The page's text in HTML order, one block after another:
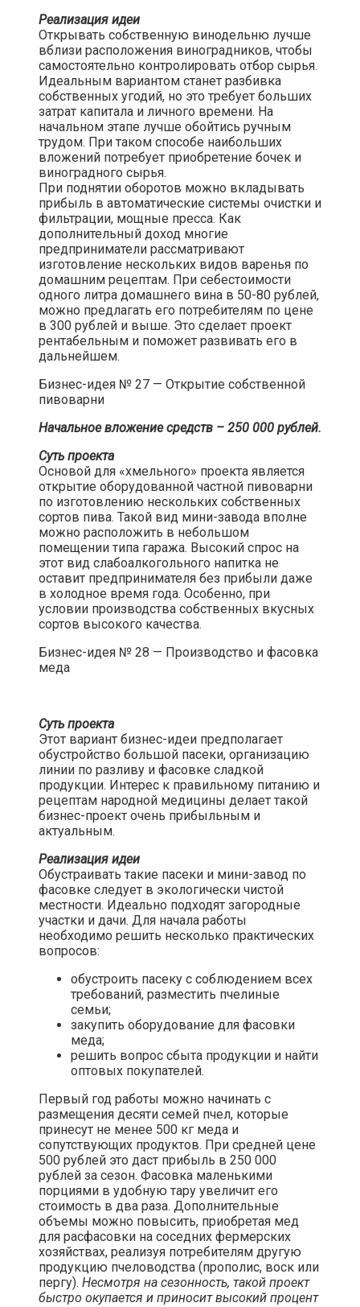
Реализация идеи
Открывать собственную винодельню лучше
вблизи расположения виноградников, чтобы
самостоятельно контролировать отбор сырья.
Идеальным вариантом станет разбивка
собственных угодий, но это требует больших
затрат капитала и личного времени. На
начальном этапе лучше обойтись ручным
трудом. При таком способе наибольших
вложений потребует приобретение бочек и
виноградного сырья.
При поднятии оборотов можно вкладывать
прибыль в автоматические системы очистки и
фильтрации, мощные пресса. Как
дополнительный доход многие
предприниматели рассматривают
изготовление нескольких видов варенья по
домашним рецептам. При себестоимости
одного литра домашнего вина в 50-80 рублей,
можно предлагать его потребителям по цене
в 300 рублей и выше. Это сделает проект
рентабельным и поможет развивать его в
дальнейшем.​
Бизнес-идея № 27 — Открытие собственной
пивоварни​
Начальное вложение средств – 250 000 рублей.
Суть проекта
Основой для «хмельного» проекта является
открытие оборудованной частной пивоварни
по изготовлению нескольких собственных
сортов пива. Такой вид мини-завода вполне
можно расположить в небольшом
помещении типа гаража. Высокий спрос на
этот вид слабоалкогольного напитка не
оставит предпринимателя без прибыли даже
в холодное время года. Особенно, при
условии производства собственных вкусных
сортов высокого качества.​
Бизнес-идея № 28 — Производство и фасовка
меда​
Суть проекта
Этот вариант бизнес-идеи предполагает
обустройство большой пасеки, организацию
линии по разливу и фасовке сладкой
продукции. Интерес к правильному питанию и
рецептам народной медицины делает такой
бизнес-проект очень прибыльным и
актуальным.​
Реализация идеи
Обустраивать такие пасеки и мини-завод по
фасовке следует в экологически чистой
местности. Идеально подходят загородные
участки и дачи. Для начала работы
необходимо решить несколько практических
вопросов:
обустроить пасеку с соблюдением всех
требований, разместить пчелиные
семьи;
закупить оборудование для фасовки
меда;
решить вопрос сбыта продукции и найти
оптовых покупателей.
Первый год работы можно начинать с
размещения десяти семей пчел, которые
принесут не менее 500 кг меда и
сопутствующих продуктов. При средней цене
500 рублей это даст прибыль в 250 000
рублей за сезон. Фасовка маленькими
порциями в удобную тару увеличит его
стоимость в два раза. Дополнительные
объемы можно повысить, приобретая мед
для расфасовки на соседних фермерских
хозяйствах, реализуя потребителям другую
продукцию пчеловодства (прополис, воск или
пергу). Несмотря на сезонность, такой проект
быстро окупается и приносит высокий процент